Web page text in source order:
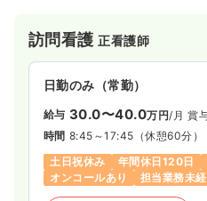
気を診るだけでなく、“人・家
い、笑顔が生まれる医療を届け
副代表は、事務長に加え、訪問
法人の看護師長を務めた、
経験豊かな看護師です。
スタッフ一人ひとりの声を大切
タッフの幸せにもつながるクリ
年6月に開院し、現在は訪問診
年4月より外来棟含めた新しい
訪問看護正看護師
日勤のみ（常勤）
給与 30.0〜40.0万円/月 賞
時間 8:45～17:45 （休憩60分）
土日祝休み
年間休日120日
オンコールあり
担当業務未